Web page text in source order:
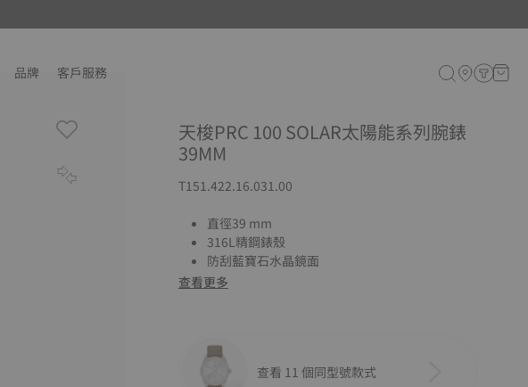
品牌 客戶服務
天梭PRC 100 SOLAR太陽能系列腕錶
39MM
T151.422.16.031.00
直徑39 mm
316L精鋼錶殼
防刮藍寶石水晶鏡面
查看更多
查看 11 個同型號款式